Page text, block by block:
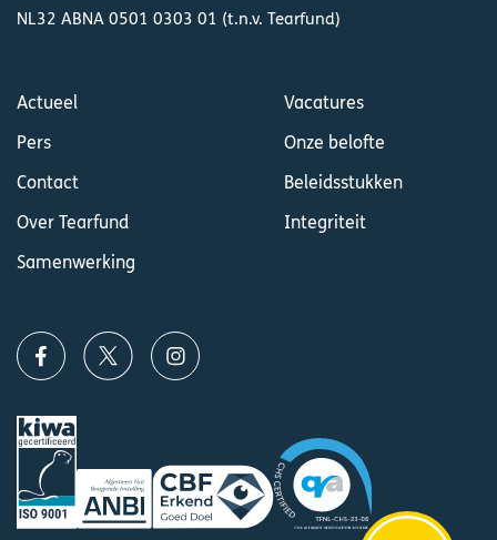
NL32 ABNA 0501 0303 01 (t.n.v. Tearfund)
Actueel
Pers
Contact
Over Tearfund
Samenwerking
Vacatures
Onze belofte
Beleidsstukken
Integriteit